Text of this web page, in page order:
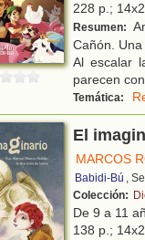
228 p.;
Resumen:
Cañón.
Al escalar
parecen
Temática:
El
MARCOS
Babidi-Bú ,
Colección:
De 9 a 11
138 p.;